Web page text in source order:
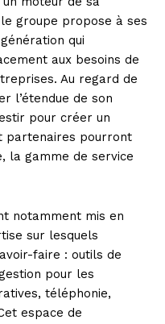
groupe propose à ses
qui
aux besoins de
Au regard de
l’étendue de son
pour créer un
partenaires pourront
la gamme de service
notamment mis en
sur lesquels
faire : outils de
pour les
téléphonie,
espace de